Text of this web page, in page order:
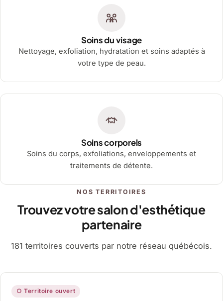
Soins du visage
Nettoyage, exfoliation, hydratation et soins adaptés à
votre type de peau.
Soins corporels
Soins du corps, exfoliations, enveloppements et
traitements de détente.
NOS TERRITOIRES
Trouvez votre salon d'esthétique
partenaire
181 territoires couverts par notre réseau québécois.
○ Territoire ouvert